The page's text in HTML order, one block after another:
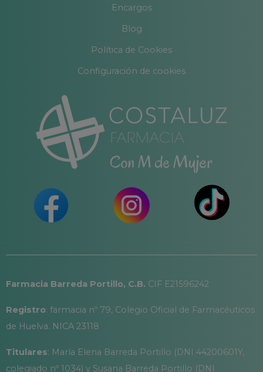
Encargos
Blog
Política de Cookies
Configuración de cookies
Farmacia Barreda Portillo, C.B. CIF E21596242
Registro: farmacia nº 79, Colegio Oficial de Farmacéuticos
de Huelva. NICA 23118
Titulares: María Elena Barreda Portillo (DNI 44200601Y,
colegiado nº 1034) y Susana Barreda Portillo (DNI